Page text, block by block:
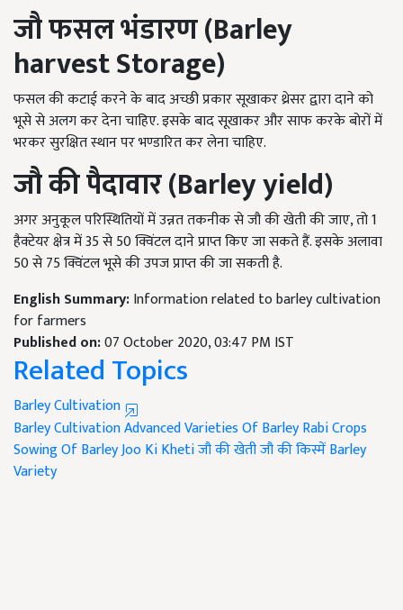
जौ फसलभंडारण (Barley
harvest Storage)
फसल की कटाई करने के बाद अच्छी प्रकार सूखाकर थ्रेसर द्वारा दाने को
भूसे से अलग कर देना चाहिए. इसके बाद सूखाकर और साफ करके बोरों में
भरकर सुरक्षित स्थान पर भण्डारित कर लेना चाहिए.
जौ कीपैदावार (Barley yield)
अगर अनुकूल परिस्थितियों में उन्नत तकनीक से जौ की खेती की जाए, तो 1
हैक्टेयर क्षेत्र में 35 से 50 क्विंटल दाने प्राप्त किए जा सकते हैं. इसके अलावा
50 से 75 क्विंटल भूसे की उपज प्राप्त की जा सकती है.
English Summary:Information related to barley cultivation
for farmers
Published on:07 October 2020, 03:47 PM IST
Related Topics
Barley Cultivation
Barley CultivationAdvanced Varieties Of BarleyRabi Crops
Sowing Of BarleyJoo Ki Khetiजौ की खेतीजौ की किस्मेंBarley
Variety